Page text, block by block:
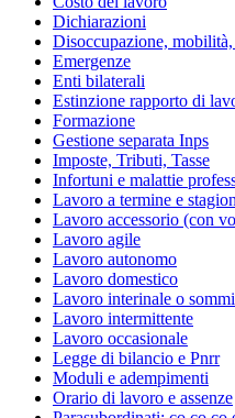
Dichiarazioni
Disoccupazione,
Emergenze
Enti bilaterali
Estinzione rapporto di
Formazione
Gestione separata Inps
Imposte, Tributi, Tasse
Infortuni e malattie
Lavoro a termine e
Lavoro accessorio (con
Lavoro agile
Lavoro autonomo
Lavoro domestico
Lavoro interinale o
Lavoro intermittente
Lavoro occasionale
Legge di bilancio e Pnrr
Moduli e adempimenti
Orario di lavoro e assenze